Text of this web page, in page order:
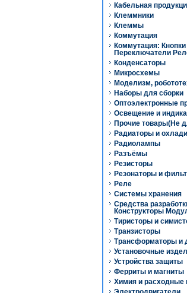
Кабельная
Клеммники
Клеммы
Коммутация
Коммутация: Кнопки
Переключатели
Конденсаторы
Микросхемы
Моделизм,
Наборы для сборки
Оптоэлектронные
Освещение и
Прочие товары(Не
Радиаторы и
Радиолампы
Разъёмы
Резисторы
Резонаторы и
Реле
Системы хранения
Средства
Конструкторы
Тиристоры и
Транзисторы
Трансформаторы и
Установочные
Устройства защиты
Ферриты и магниты
Химия и расходные